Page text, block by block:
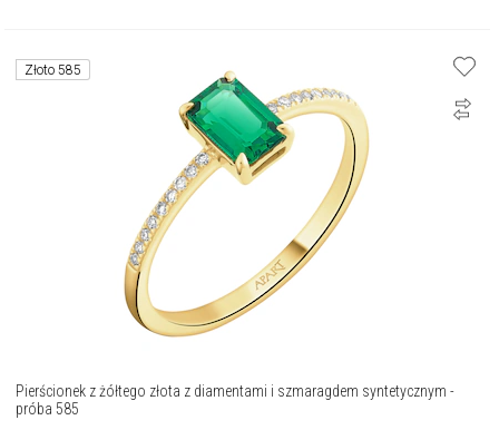
Złoto 585
Pierścionek z żółtego złota z diamentami i szmaragdem syntetycznym -
próba 585